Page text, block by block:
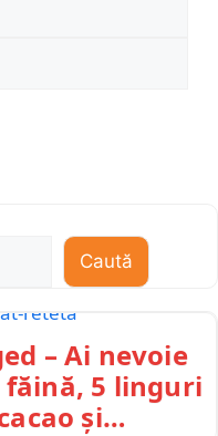
Caută
– Ai nevoie
făină, 5 linguri
și…